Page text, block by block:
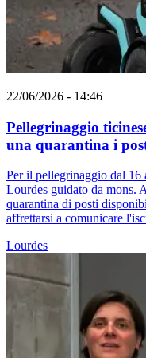
22/06/2026 - 14:46
Pellegrinaggio
una quarantina i
Per il pellegrinaggio dal 16
Lourdes guidato da mons.
quarantina di posti
affrettarsi a comunicare
Lourdes